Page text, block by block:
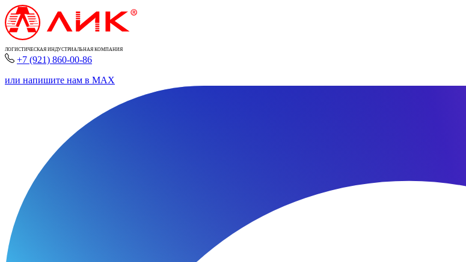
ЛОГИСТИЧЕСКАЯ ИНДУСТРИАЛЬНАЯ КОМПАНИЯ
+7 (921) 860-00-86
или напишите нам в MAX